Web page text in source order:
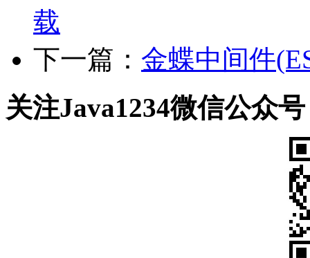
载
下一篇： 金蝶中间件
关注Java1234微信公众号